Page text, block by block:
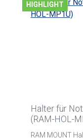
HIGHLIGHT
Halter für
(RAM-HOL-
RAM MOUNT